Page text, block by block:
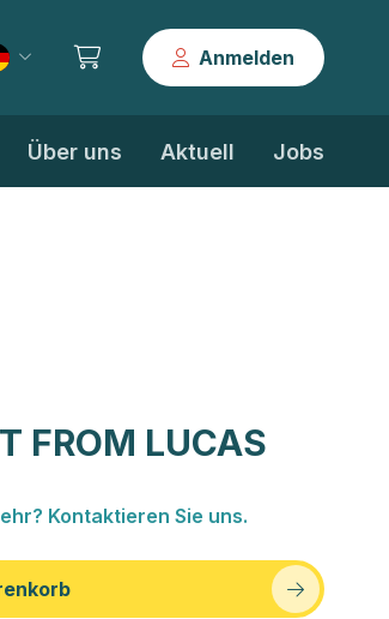
Anmelden
Über uns Aktuell Jobs
FROM LUCAS
Kontaktieren Sie uns.